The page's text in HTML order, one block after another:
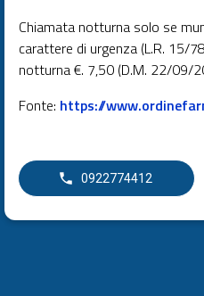
Chiamata notturna solo se
carattere di urgenza (L.R. 15/
notturna €. 7,50 (D.M. 22/09/
Fonte: https://
0922774412